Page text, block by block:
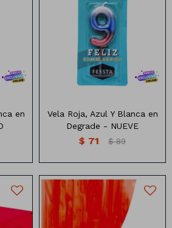
en
Vela Roja, Azul Y Blanca en
Degrade - NUEVE
$ 71 $ 89